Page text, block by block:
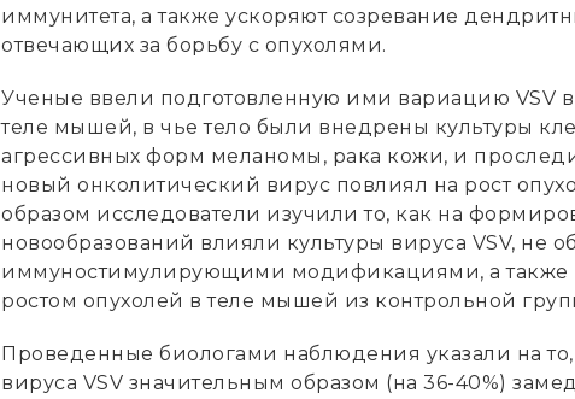
иммунитета, а также ускоряют созревание
отвечающих за борьбу с опухолями.
Ученые ввели подготовленную ими вариацию VSV
теле мышей, в чье тело были внедрены культуры
агрессивных форм меланомы, рака кожи, и
новый онколитический вирус повлиял на рост
образом исследователи изучили то, как на
новообразований влияли культуры вируса VSV, не
иммуностимулирующими модификациями, а также
ростом опухолей в теле мышей из контрольной
Проведенные биологами наблюдения указали на
вируса VSV значительным образом (на 36-40%)